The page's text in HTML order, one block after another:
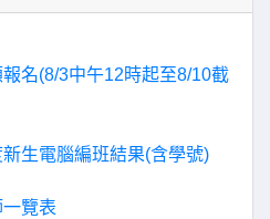
名(8/3中午12時起至8/10截
生電腦編班結果(含學號)
覽表